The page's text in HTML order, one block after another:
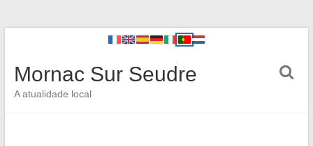
Mornac Sur Seudre
A atualidade local